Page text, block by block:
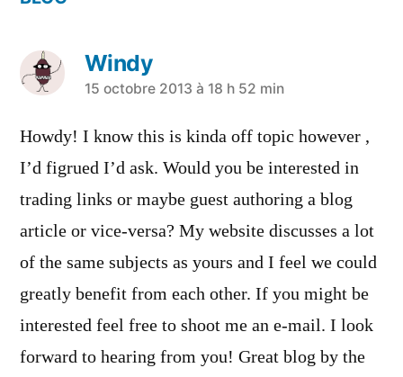
Windy
a
dit :
15 octobre 2013 à 18 h 52 min
Howdy! I know this is kinda off topic however ,
I’d figrued I’d ask. Would you be interested in
trading links or maybe guest authoring a blog
article or vice-versa? My website discusses a lot
of the same subjects as yours and I feel we could
greatly benefit from each other. If you might be
interested feel free to shoot me an e-mail. I look
forward to hearing from you! Great blog by the